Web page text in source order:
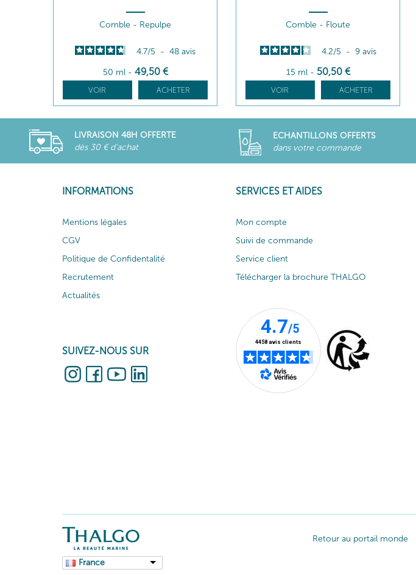
Comble - Repulpe
4.7/5 - 48 avis
50 ml - 49,50 €
VOIR ACHETER
Comble - Floute
4.2/5 - 9 avis
15 ml - 50,50 €
VOIR ACHETER
LIVRAISON 48H OFFERTE
dès 30 € d'achat
ECHANTILLONS OFFERTS
dans votre commande
INFORMATIONS
Mentions légales
CGV
Politique de Confidentalité
Recrutement
Actualités
SUIVEZ-NOUS SUR
SERVICES ET AIDES
Mon compte
Suivi de commande
Service client
Télécharger la brochure THALGO
France
Retour au portail monde